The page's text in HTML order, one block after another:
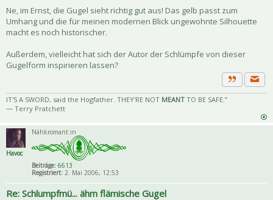
Ne, im Ernst, die Gugel sieht richtig gut aus! Das gelb passt zum
Umhang und die für meinen modernen Blick ungewohnte Silhouette
macht es noch historischer.
Außerdem, vielleicht hat sich der Autor der Schlümpfe von dieser
Gugelform inspirieren lassen?
Zitat
IT'S A SWORD, said the Hogfather. THEY'RE NOT MEANT TO BE SAFE.”
― Terry Pratchett
Havoc
Nähkromant:in
Beiträge: 6613
Registriert: 2. Mai 2006, 12:53
Re: Schlumpfmü... ähm flämische Gugel